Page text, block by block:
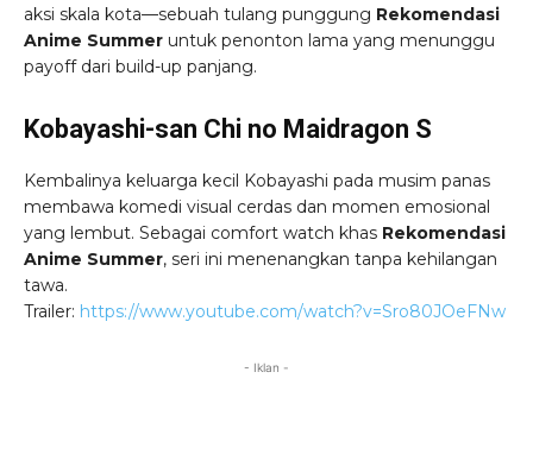
aksi skala kota—sebuah tulang punggung Rekomendasi
Anime Summer untuk penonton lama yang menunggu
payoff dari build-up panjang.
Kobayashi-san Chi no Maidragon S
Kembalinya keluarga kecil Kobayashi pada musim panas
membawa komedi visual cerdas dan momen emosional
yang lembut. Sebagai comfort watch khas Rekomendasi
Anime Summer, seri ini menenangkan tanpa kehilangan
tawa.
Trailer: https://www.youtube.com/watch?v=Sro80JOeFNw
- Iklan -